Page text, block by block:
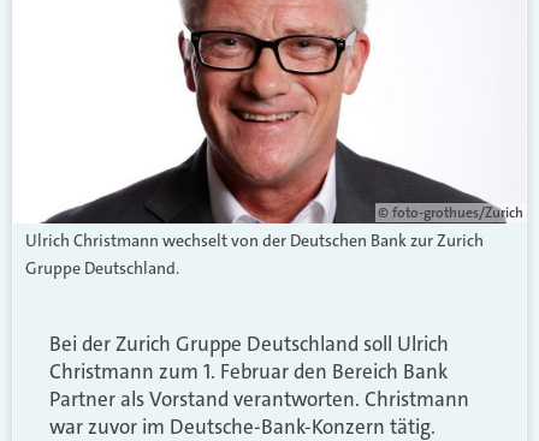
© foto-grothues/Zurich
Ulrich Christmann wechselt von der Deutschen Bank zur Zurich
Gruppe Deutschland.
Bei der Zurich Gruppe Deutschland soll Ulrich
Christmann zum 1. Februar den Bereich Bank
Partner als Vorstand verantworten. Christmann
war zuvor im Deutsche-Bank-Konzern tätig.